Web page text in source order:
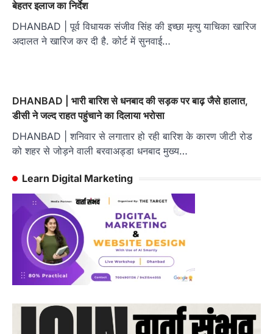
बेहतर इलाज का निर्देश
DHANBAD | पूर्व विधायक संजीव सिंह की इच्छा मृत्यु याचिका खारिज
अदालत ने खारिज कर दी है. कोर्ट में सुनवाई…
DHANBAD | भारी बारिश से धनबाद की सड़क पर बाढ़ जैसे हालात,
डीसी ने जल्द राहत पहुंचाने का दिलाया भरोसा
DHANBAD | शनिवार से लगातार हो रही बारिश के कारण जीटी रोड
को शहर से जोड़ने वाली बरवाअड्डा धनबाद मुख्य…
Learn Digital Marketing